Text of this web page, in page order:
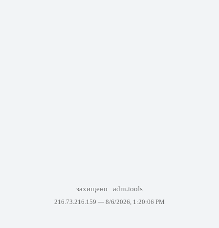
захищено adm.tools
216.73.216.159 — 8/6/2026, 1:20:06 PM